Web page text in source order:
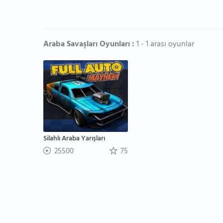
Araba Savaşları Oyunları :1 - 1 arası oyunlar
Silahlı Araba Yarışları
25500 75